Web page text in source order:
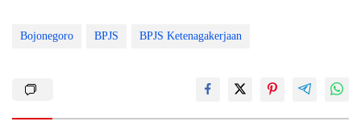
Bojonegoro BPJS BPJS Ketenagakerjaan